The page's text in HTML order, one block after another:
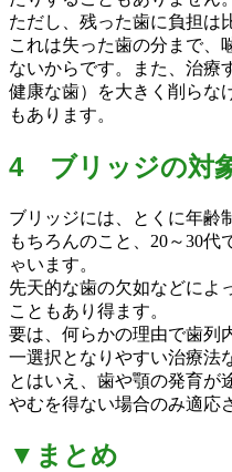
ただし、残った歯に負担は
これは失った歯の分まで、
ないからです。また、治療
健康な歯）を大きく削らな
もあります。
4 ブリッジの対
ブリッジには、とくに年齢
もちろんのこと、20～30代
ゃいます。
先天的な歯の欠如などによ
こともあり得ます。
要は、何らかの理由で歯列
一選択となりやすい治療法
とはいえ、歯や顎の発育が
やむを得ない場合のみ適応
▼まとめ